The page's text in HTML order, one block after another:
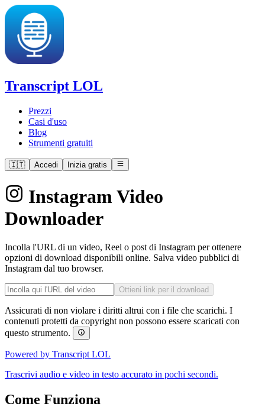
Transcript LOL
Prezzi
Casi d'uso
Blog
Strumenti gratuiti
🇮🇹 Accedi Inizia gratis
Instagram Video
Downloader
Incolla l'URL di un video, Reel o post di Instagram per ottenere
opzioni di download disponibili online. Salva video pubblici di
Instagram dal tuo browser.
Ottieni link per il download
Assicurati di non violare i diritti altrui con i file che scarichi. I
contenuti protetti da copyright non possono essere scaricati con
questo strumento.
Powered by Transcript LOL
Trascrivi audio e video in testo accurato in pochi secondi.
Come Funziona